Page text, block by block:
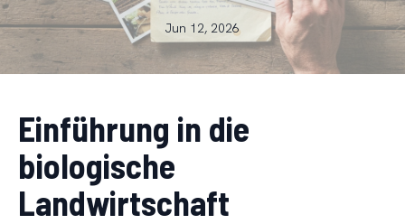
Jun 12, 2026
Einführung in die
biologische
Landwirtschaft